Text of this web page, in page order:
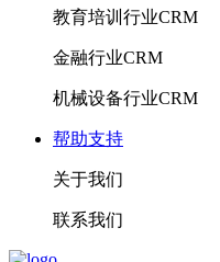
教育培训行业CRM
金融行业CRM
机械设备行业CRM
帮助支持
关于我们
联系我们